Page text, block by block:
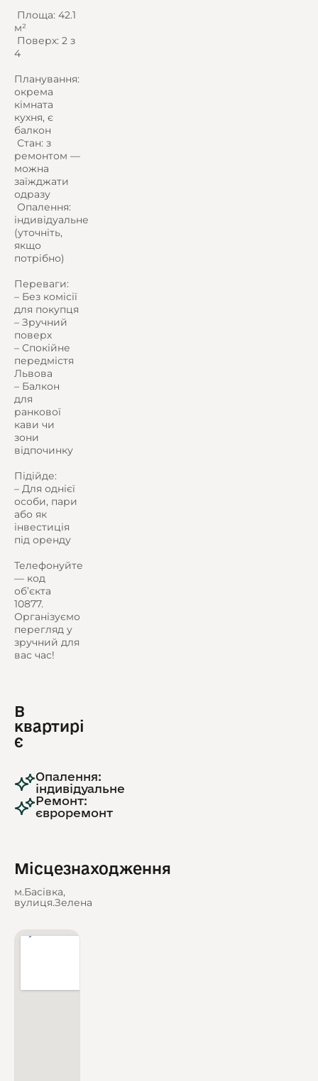
️ Площа: 42.1
м²
️ Поверх: 2 з
4
Планування:
окрема
кімната
кухня, є
балкон
️ Стан: з
ремонтом —
можна
заїжджати
одразу
️ Опалення:
індивідуальне
(уточніть,
якщо
потрібно)
Переваги:
– Без комісії
для покупця
– Зручний
поверх
– Спокійне
передмістя
Львова
– Балкон
для
ранкової
кави чи
зони
відпочинку
Підійде:
– Для однієї
особи, пари
або як
інвестиція
під оренду
Телефонуйте
— код
об’єкта
10877.
Організуємо
перегляд у
зручний для
вас час!
В
квартирі
є
Опалення:
індивідуальне
Ремонт:
євроремонт
Місцезнаходження
м.Басівка,
вулиця.Зелена